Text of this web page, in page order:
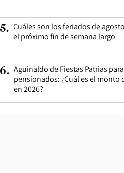
5. Cuáles son los feriados de
el próximo fin de semana largo
6. Aguinaldo de Fiestas Patrias para
pensionados: ¿Cuál es el monto
en 2026?